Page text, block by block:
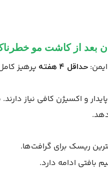
بعد از کاشت مو
حداقل ۴ هفته پرهیز
و اکسیژن کافی نیاز
ریسک برای گرافت‌ها.
بافتی ادامه دارد.